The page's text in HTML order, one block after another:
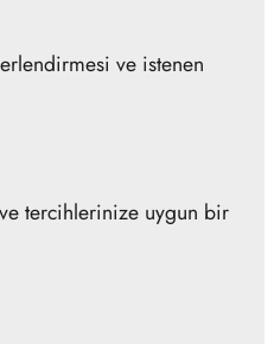
ve istenen
tercihlerinize uygun bir